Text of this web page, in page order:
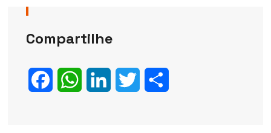
Compartilhe
FacebookWhatsAppLinkedIn Twitter